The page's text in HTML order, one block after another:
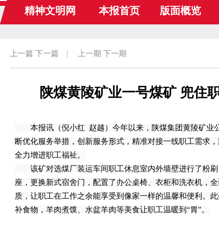
精神文明网 本报首页 版面概览
上一篇 下一篇 | 上一期 下一期
陕煤黄陵矿业一号煤矿 兜住
本报讯（倪小红 赵越）今年以来，陕煤集团黄陵矿业
断优化服务举措，创新服务形式，精准对接一线职工需求
全力增进职工福祉。
该矿对选煤厂装运车间职工休息室内外墙壁进行了粉刷
座，更换新式宿舍门，配置了办公桌椅、衣柜和洗衣机，
质，让职工在工作之余能享受到像家一样的温馨和便利。
补食物，羊肉煮馍、水盆羊肉等美食让职工温暖到“胃”。